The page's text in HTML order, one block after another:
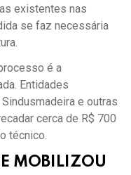
existentes nas
se faz necessária
é a
Entidades
e outras
cerca de R$ 700
técnico.
MOBILIZOU